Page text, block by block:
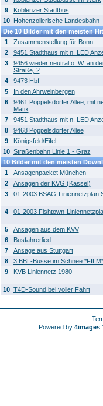
9
Koblenzer Stadtbus
10
Hohenzollerische Landesbahn
Die 10 Bilder mit den meisten
1
Zusammenstellung für Bonn
2
9451 Stadthaus mit n. LED
3
9456 wieder neutral o..W. an
Straße, 2
4
9473 Hbf
5
In den Ahrweinbergen
6
9461 Poppelsdorfer Allee, mit
Matix
7
9451 Stadthaus mit n. LED
8
9468 Poppelsdorfer Allee
9
Königsfeld/Eifel
10 Straßenbahn Linie 1 - Graz
10 Bilder mit den meisten
1
Ansagenpacket München
2
Ansagen der KVG (Kassel)
3
01-2003 BSAG-Liniennetzplan
4 01-2003 Fishtown-
5
Ansagen aus dem KVV
6
Busfahrerlied
7
Ansage aus Stuttgart
8
3 BBL-Busse im Schnee *FILM*
9
KVB Liniennetz 1980
10 T4D-Sound bei voller Fahrt
Powered by 4images